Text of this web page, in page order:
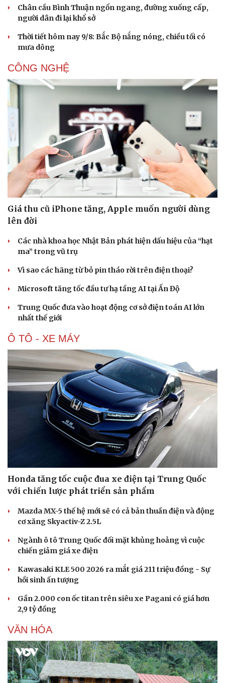
Sân khấu - Điện ảnh
Giải trí
Nghệ sĩ
Thời trang
Sao Việt
Chân cầu Bình Thuận ngổn ngang, đường xuống cấp,
người dân đi lại khổ sở
Thời tiết hôm nay 9/8: Bắc Bộ nắng nóng, chiều tối có
mưa dông
CÔNG NGHỆ
Giá thu cũ iPhone tăng, Apple muốn người dùng
lên đời
Các nhà khoa học Nhật Bản phát hiện dấu hiệu của “hạt
ma” trong vũ trụ
Vì sao các hãng từ bỏ pin tháo rời trên điện thoại?
Microsoft tăng tốc đầu tư hạ tầng AI tại Ấn Độ
Trung Quốc đưa vào hoạt động cơ sở điện toán AI lớn
nhất thế giới
Ô TÔ - XE MÁY
Honda tăng tốc cuộc đua xe điện tại Trung Quốc
với chiến lược phát triển sản phẩm
Mazda MX-5 thế hệ mới sẽ có cả bản thuần điện và động
cơ xăng Skyactiv-Z 2.5L
Ngành ô tô Trung Quốc đối mặt khủng hoảng vì cuộc
chiến giảm giá xe điện
Kawasaki KLE 500 2026 ra mắt giá 211 triệu đồng - Sự
hồi sinh ấn tượng
Gần 2.000 con ốc titan trên siêu xe Pagani có giá hơn
2,9 tỷ đồng
VĂN HÓA